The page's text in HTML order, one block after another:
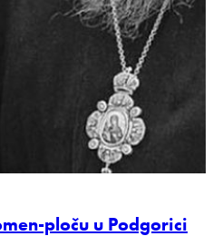
ploču u Podgorici